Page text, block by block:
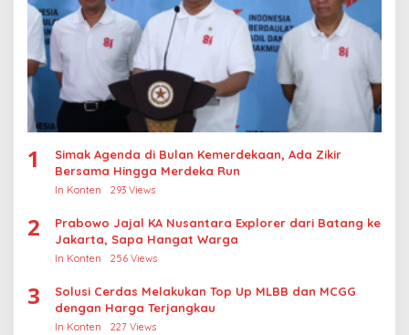
1
Simak Agenda di Bulan Kemerdekaan, Ada Zikir
Bersama Hingga Merdeka Run
In Konten 293 Views
2
Prabowo Jajal KA Nusantara Explorer dari Batang ke
Jakarta, Sapa Hangat Warga
In Konten 256 Views
3
Solusi Cerdas Melakukan Top Up MLBB dan MCGG
dengan Harga Terjangkau
In Konten 227 Views